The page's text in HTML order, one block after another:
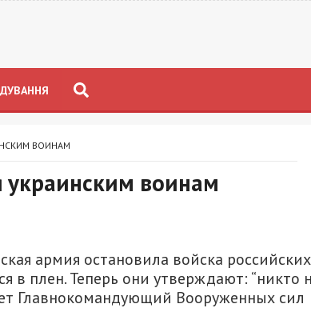
ВОИНАМ
украинским воинам
армия остановила войска российских
в плен. Теперь они утверждают: “никто
Главнокомандующий Вооруженных сил